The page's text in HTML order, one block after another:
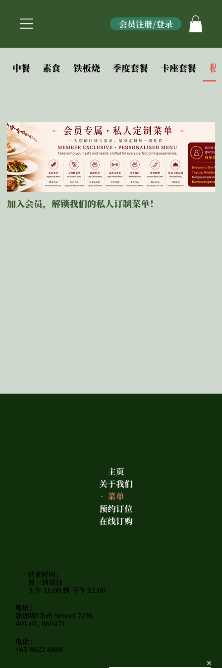
会员注册/登录
中餐 素食 铁板烧 季度套餐 卡座套餐 私
加入会员，解锁我们的私人订制菜单！
主页
关于我们
菜单
预约订位
在线订购
营业时间：
周一到周日
上午 11:00 到 下午 12:00
地址：
新加坡Club Street 72号,
#01-01, 069471
电话：
+65 8622 6888